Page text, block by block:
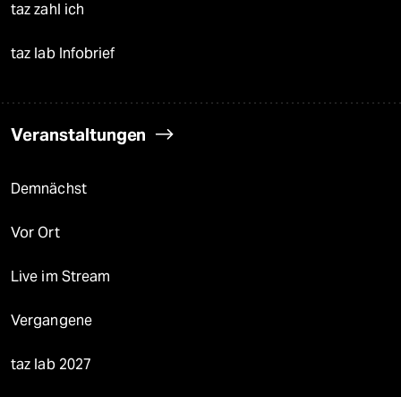
taz zahl ich
taz lab Infobrief
Veranstaltungen
Demnächst
Vor Ort
Live im Stream
Vergangene
taz lab 2027